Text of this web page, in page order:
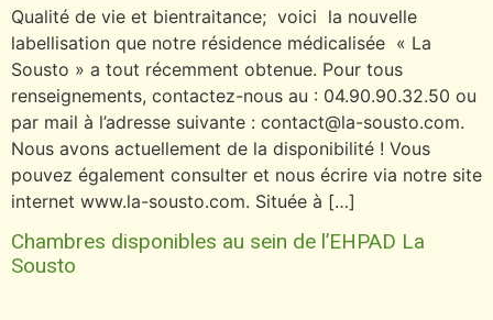
Qualité de vie et bientraitance; voici la nouvelle
labellisation que notre résidence médicalisée « La
Sousto » a tout récemment obtenue. Pour tous
renseignements, contactez-nous au : 04.90.90.32.50 ou
par mail à l’adresse suivante : contact@la-sousto.com.
Nous avons actuellement de la disponibilité ! Vous
pouvez également consulter et nous écrire via notre site
internet www.la-sousto.com. Située à […]
Chambres disponibles au sein de l’EHPAD La
Sousto